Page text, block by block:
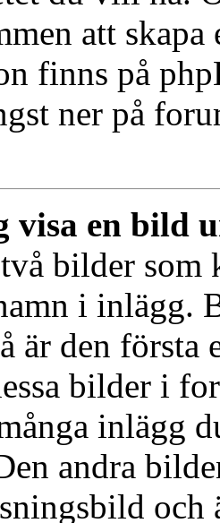
att
finns på
ner på
visa en bild
bilder som
i inlägg.
är den
bilder i
inlägg
andra